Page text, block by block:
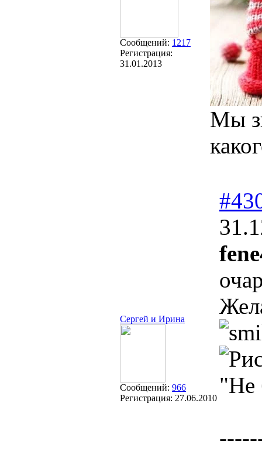
Сообщений: 1217
Регистрация:
31.01.2013
Мы
Сергей и Ирина
Сообщений: 966
Регистрация: 27.06.2010
"Не